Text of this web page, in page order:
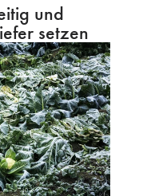
und
setzen